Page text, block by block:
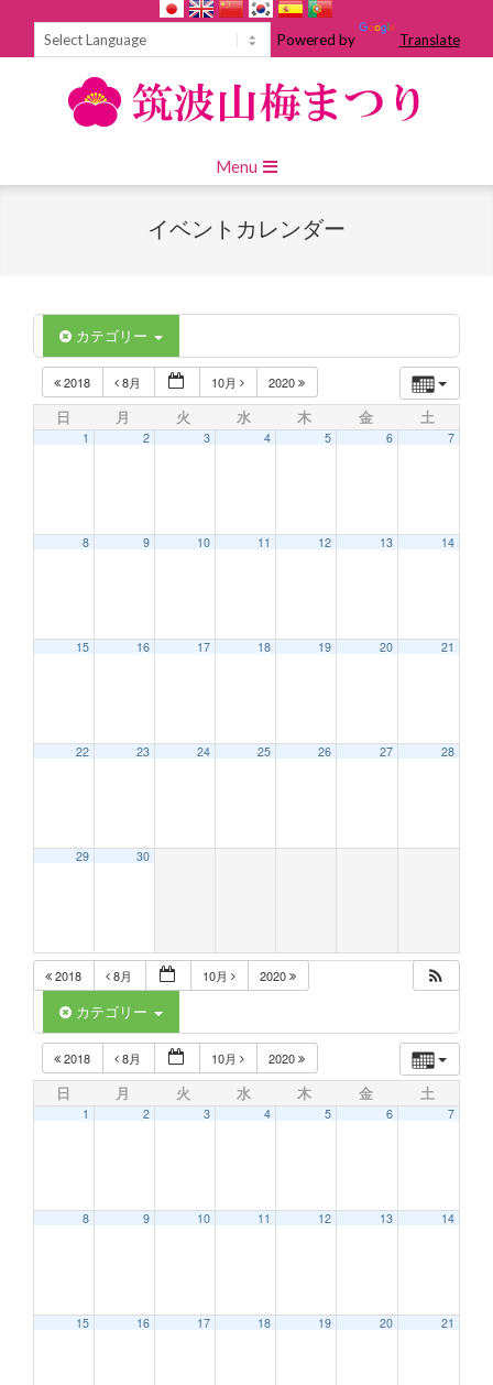
Powered by Translate
Navigation
Menu
イベントカレンダー
カテゴリー
2018 8月 10月 2020
日 月 火 水 木 金 土
1 2 3 4 5 6 7
8 9 10 11 12 13 14
15 16 17 18 19 20 21
22 23 24 25 26 27 28
29 30
2018 8月 10月 2020
カテゴリー
2018 8月 10月 2020
日 月 火 水 木 金 土
1 2 3 4 5 6 7
8 9 10 11 12 13 14
15 16 17 18 19 20 21